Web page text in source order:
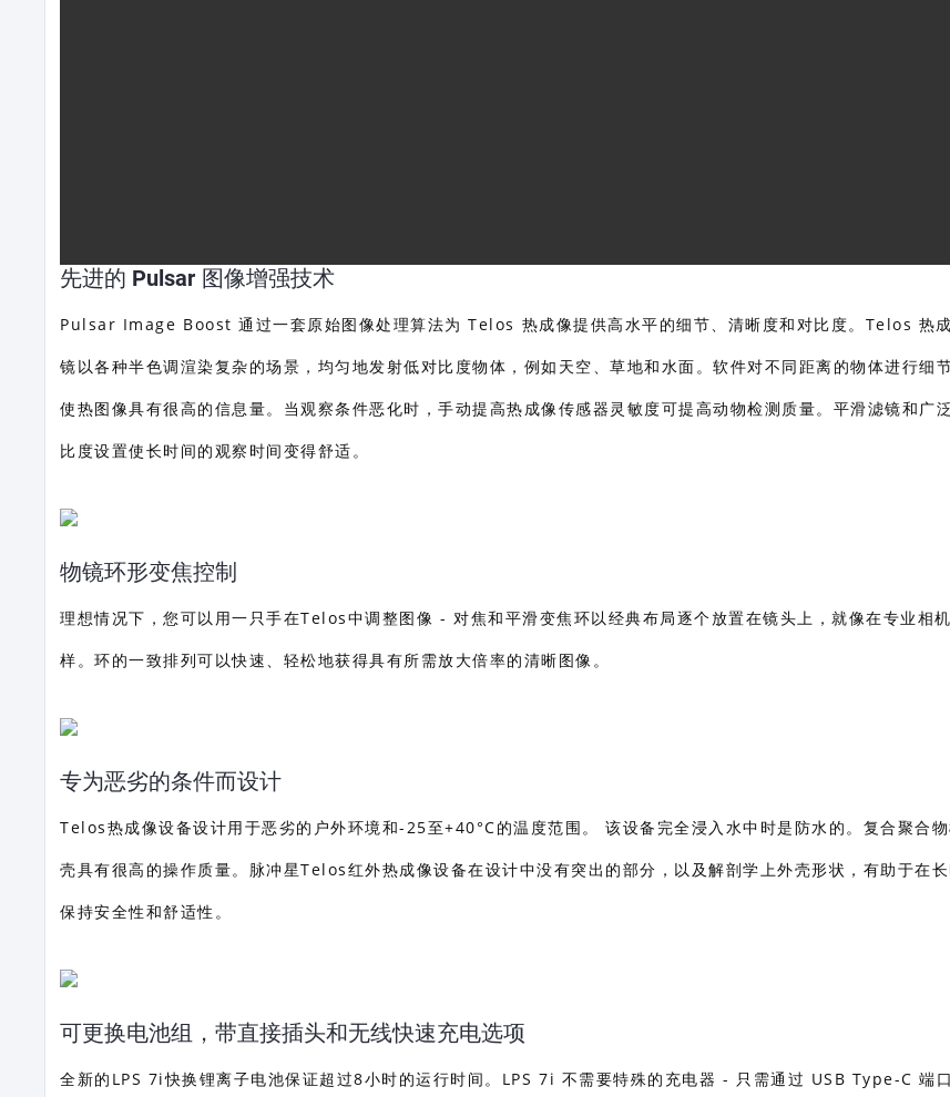
先进的 Pulsar 图像增强技术
Pulsar Image Boost 通过一套原始图像处理算法为 Telos 热成像提供高水平的细节、清晰度和对比度。Telos 热
镜以各种半色调渲染复杂的场景，均匀地发射低对比度物体，例如天空、草地和水面。软件对不同距离的物体进行细
使热图像具有很高的信息量。当观察条件恶化时，手动提高热成像传感器灵敏度可提高动物检测质量。平滑滤镜和广
比度设置使长时间的观察时间变得舒适。
物镜环形变焦控制
理想情况下，您可以用一只手在Telos中调整图像 - 对焦和平滑变焦环以经典布局逐个放置在镜头上，就像在专业相
样。环的一致排列可以快速、轻松地获得具有所需放大倍率的清晰图像。
专为恶劣的条件而设计
Telos热成像设备设计用于恶劣的户外环境和-25至+40°C的温度范围。 该设备完全浸入水中时是防水的。复合聚合
壳具有很高的操作质量。脉冲星Telos红外热成像设备在设计中没有突出的部分，以及解剖学上外壳形状，有助于在
保持安全性和舒适性。
可更换电池组，带直接插头和无线快速充电选项
全新的LPS 7i快换锂离子电池保证超过8小时的运行时间。LPS 7i 不需要特殊的充电器 - 只需通过 USB Type-C 端